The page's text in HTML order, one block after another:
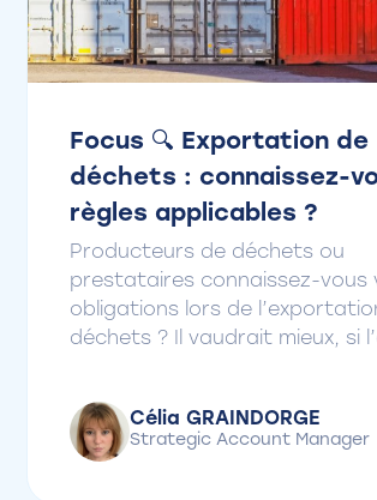
Focus 🔍 Exportation de
déchets : connaissez-
règles applicables ?
Producteurs de déchets ou
prestataires connaissez-vous
obligations lors de
déchets ? Il vaudrait mieux, si
Célia GRAINDORGE
Strategic Account Manager